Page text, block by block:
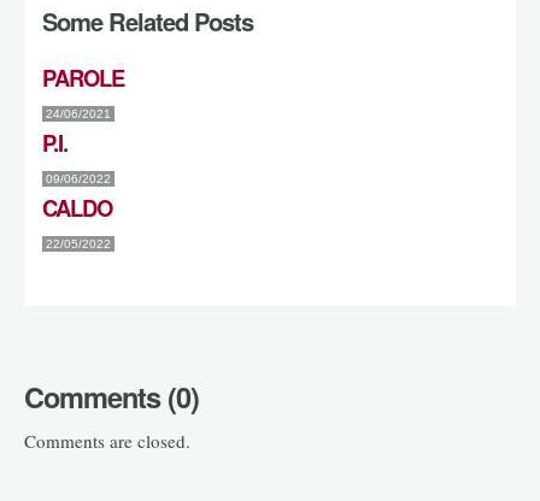
Some Related Posts
PAROLE
24/06/2021
P.I.
09/06/2022
CALDO
22/05/2022
Comments (0)
Comments are closed.